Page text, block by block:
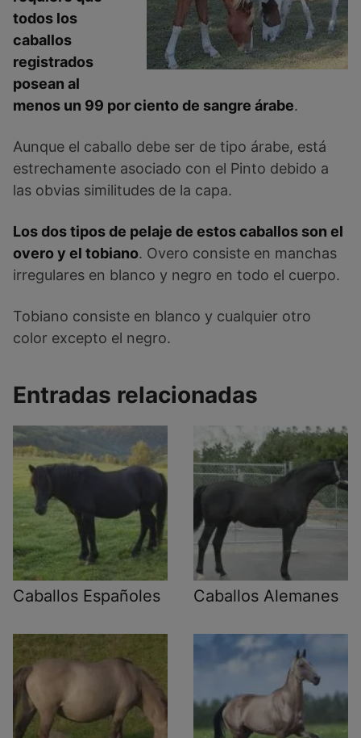
todos los
caballos
registrados
posean al
menos un 99 por ciento de sangre árabe.
Aunque el caballo debe ser de tipo árabe, está
estrechamente asociado con el Pinto debido a
las obvias similitudes de la capa.
Los dos tipos de pelaje de estos caballos son el
overo y el tobiano. Overo consiste en manchas
irregulares en blanco y negro en todo el cuerpo.
Tobiano consiste en blanco y cualquier otro
color excepto el negro.
Entradas relacionadas
Caballos Españoles Caballos Alemanes